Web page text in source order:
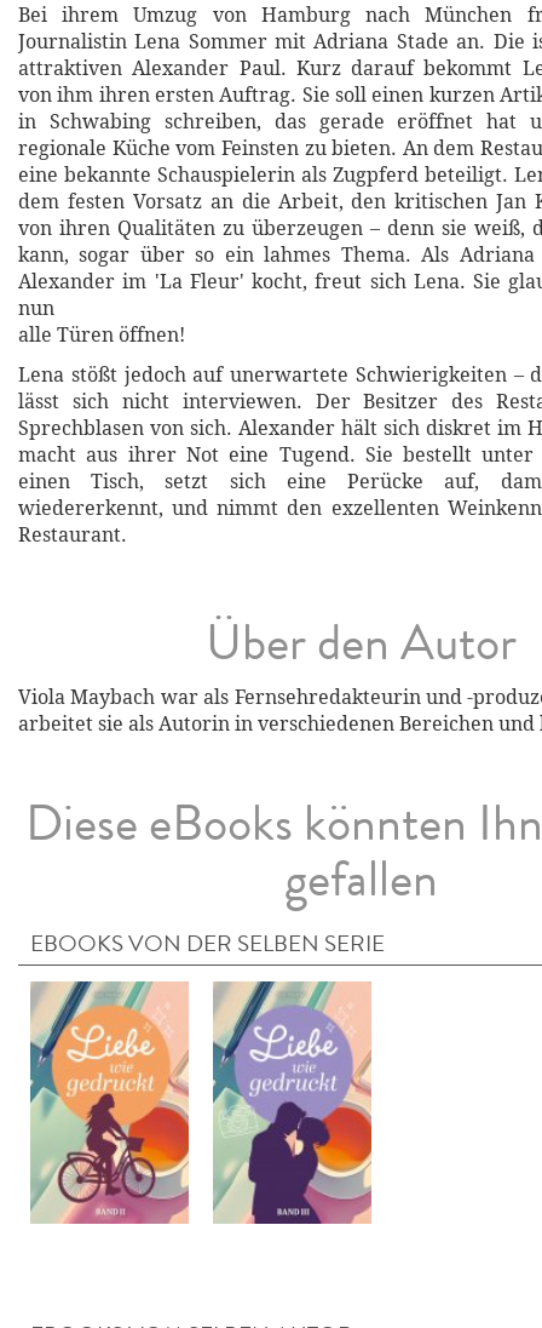
Bei ihrem Umzug von Hamburg nach München
Journalistin Lena Sommer mit Adriana Stade an. Die
attraktiven Alexander Paul. Kurz darauf bekommt
von ihm ihren ersten Auftrag. Sie soll einen kurzen
in Schwabing schreiben, das gerade eröffnet hat
regionale Küche vom Feinsten zu bieten. An dem
eine bekannte Schauspielerin als Zugpferd beteiligt.
dem festen Vorsatz an die Arbeit, den kritischen Jan
von ihren Qualitäten zu überzeugen – denn sie weiß,
kann, sogar über so ein lahmes Thema. Als
Alexander im 'La Fleur' kocht, freut sich Lena. Sie
nun
alle Türen öffnen!
Lena stößt jedoch auf unerwartete Schwierigkeiten –
lässt sich nicht interviewen. Der Besitzer des
Sprechblasen von sich. Alexander hält sich diskret im
macht aus ihrer Not eine Tugend. Sie bestellt unter
einen Tisch, setzt sich eine Perücke auf,
wiedererkennt, und nimmt den exzellenten
Restaurant.
Über den Autor
Viola Maybach war als Fernsehredakteurin und -
arbeitet sie als Autorin in verschiedenen Bereichen
Diese eBooks könnten
gefallen
EBOOKS VON DER SELBEN SERIE